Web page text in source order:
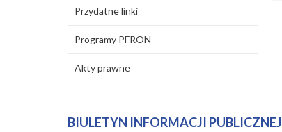
Przydatne linki
Programy PFRON
Akty prawne
BIULETYN INFORMACJI PUBLICZNEJ